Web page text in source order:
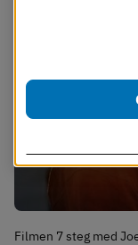
Filmen 7 steg med